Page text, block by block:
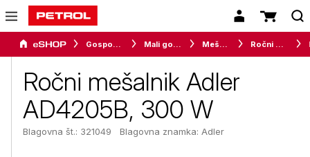
Gospodinjski aparati Mali gospodinjski aparati Mešalniki Ročni mešalniki
Ročni mešalnik Adler
AD4205B, 300 W
Blagovna št.: 321049 Blagovna znamka: Adler